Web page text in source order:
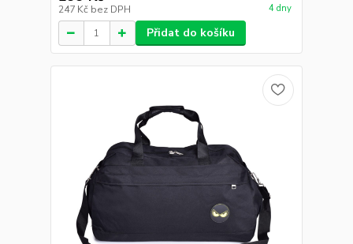
247 Kč bez DPH 4 dny
Přidat do košíku